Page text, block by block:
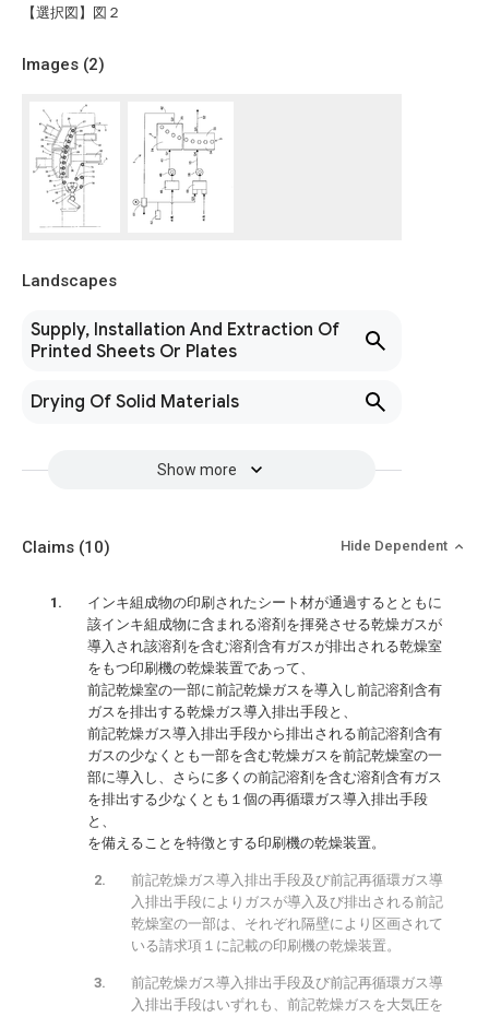
【選択図】図２
Images (2)
Landscapes
Supply, Installation And Extraction Of
Printed Sheets Or Plates
Drying Of Solid Materials
Show more
Claims (10) Hide Dependent
インキ組成物の印刷されたシート材が通過するとともに
該インキ組成物に含まれる溶剤を揮発させる乾燥ガスが
導入され該溶剤を含む溶剤含有ガスが排出される乾燥室
をもつ印刷機の乾燥装置であって、
前記乾燥室の一部に前記乾燥ガスを導入し前記溶剤含有
ガスを排出する乾燥ガス導入排出手段と、
前記乾燥ガス導入排出手段から排出される前記溶剤含有
ガスの少なくとも一部を含む乾燥ガスを前記乾燥室の一
部に導入し、さらに多くの前記溶剤を含む溶剤含有ガス
を排出する少なくとも１個の再循環ガス導入排出手段
と、
を備えることを特徴とする印刷機の乾燥装置。
前記乾燥ガス導入排出手段及び前記再循環ガス導
入排出手段によりガスが導入及び排出される前記
乾燥室の一部は、それぞれ隔壁により区画されて
いる請求項１に記載の印刷機の乾燥装置。
前記乾燥ガス導入排出手段及び前記再循環ガス導
入排出手段はいずれも、前記乾燥ガスを大気圧を